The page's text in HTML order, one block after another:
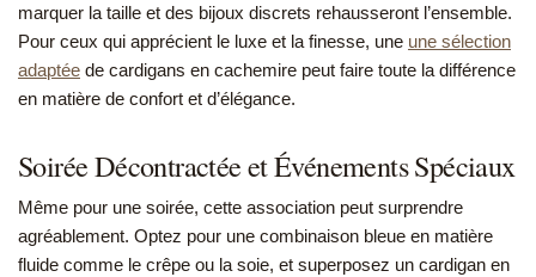
marquer la taille et des bijoux discrets rehausseront l’ensemble.
Pour ceux qui apprécient le luxe et la finesse, une une sélection
adaptée de cardigans en cachemire peut faire toute la différence
en matière de confort et d’élégance.
Soirée Décontractée et Événements Spéciaux
Même pour une soirée, cette association peut surprendre
agréablement. Optez pour une combinaison bleue en matière
fluide comme le crêpe ou la soie, et superposez un cardigan en